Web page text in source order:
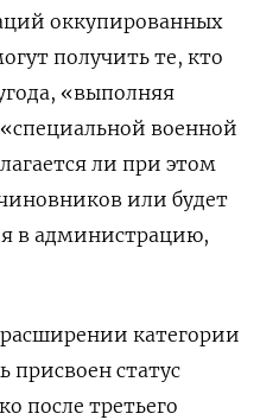
оккупированных
получить те, кто
«выполняя
военной
ли при этом
или будет
в администрацию,
категории
статус
после третьего